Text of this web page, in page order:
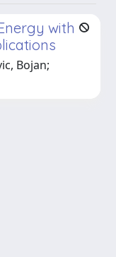
with
Bojan;